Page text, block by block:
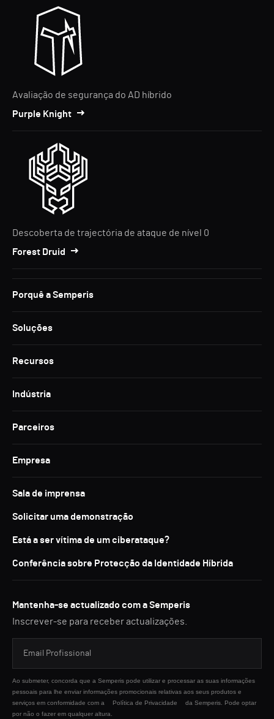
Avaliação de segurança do AD híbrido
Purple Knight
Descoberta de trajectória de ataque de nível 0
Forest Druid
Porquê a Semperis
Soluções
Recursos
Indústria
Parceiros
Empresa
Sala de imprensa
Solicitar uma demonstração
Está a ser vítima de um ciberataque?
Conferência sobre Protecção da Identidade Híbrida
Mantenha-se actualizado com a Semperis
Inscrever-se para receber actualizações.
Ao submeter, concorda que a Semperis pode utilizar e processar as suas informações
pessoais para lhe enviar informações promocionais relativas aos seus produtos e
serviços em conformidade com a
Política de Privacidade
da Semperis. Pode optar
por não o fazer em qualquer altura.